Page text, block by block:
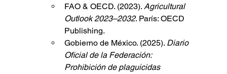
FAO & OECD. (2023). Agricultural
Outlook 2023–2032. París: OECD
Publishing.
Gobierno de México. (2025). Diario
Oficial de la Federación:
Prohibición de plaguicidas